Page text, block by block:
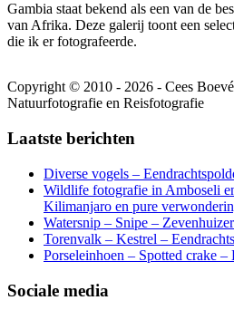
Gambia staat bekend als een van de
van Afrika. Deze galerij toont een
die ik er fotografeerde.
Copyright © 2010 - 2026 - Cees
Natuurfotografie en Reisfotografie
Laatste berichten
Diverse vogels –
Wildlife fotografie in Amboseli
Kilimanjaro en pure
Watersnip – Snipe –
Torenvalk – Kestrel –
Porseleinhoen – Spotted crake –
Sociale media